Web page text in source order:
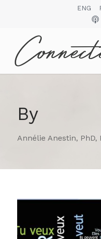
ENG
By
Annélie Anestin, PhD,